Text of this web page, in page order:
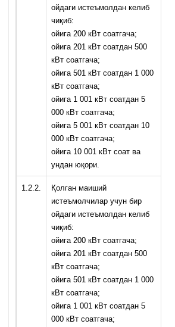
ойдаги истеъмолдан келиб
чиқиб:
ойига 200 кВт соатгача;
ойига 201 кВт соатдан 500
кВт соатгача;
ойига 501 кВт соатдан 1 000
кВт соатгача;
ойига 1 001 кВт соатдан 5
000 кВт соатгача;
ойига 5 001 кВт соатдан 10
000 кВт соатгача;
ойига 10 001 кВт соат ва
ундан юқори.
1.2.2.
Қолган маиший
истеъмолчилар учун бир
ойдаги истеъмолдан келиб
чиқиб:
ойига 200 кВт соатгача;
ойига 201 кВт соатдан 500
кВт соатгача;
ойига 501 кВт соатдан 1 000
кВт соатгача;
ойига 1 001 кВт соатдан 5
000 кВт соатгача;